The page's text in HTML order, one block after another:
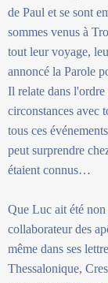
de Paul et se sont
sommes venus à
tout leur voyage,
annoncé la Parole
Il relate dans
circonstances avec
tous ces
peut surprendre
étaient connus…
Que Luc ait été
collaborateur des
même dans ses
Thessalonique,